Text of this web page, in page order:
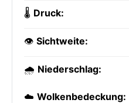
🌡️ Druck:
👁️ Sichtweite:
🌧️ Niederschlag:
☁️ Wolkenbedeckung: